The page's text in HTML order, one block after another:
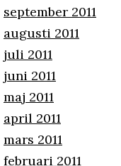
september 2011
augusti 2011
juli 2011
juni 2011
maj 2011
april 2011
mars 2011
februari 2011